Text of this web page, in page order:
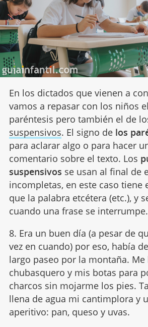
En los dictados que vienen a
vamos a repasar con los niños
paréntesis pero también el de
suspensivos. El signo de los
para aclarar algo o para hacer
comentario sobre el texto. Los
suspensivos se usan al final de
incompletas, en este caso tiene
que la palabra etcétera (etc.), y
cuando una frase se interrumpe.
8. Era un buen día (a pesar de
vez en cuando) por eso, había
largo paseo por la montaña.
chubasquero y mis botas para
charcos sin mojarme los pies.
llena de agua mi cantimplora y
aperitivo: pan, queso y uvas.